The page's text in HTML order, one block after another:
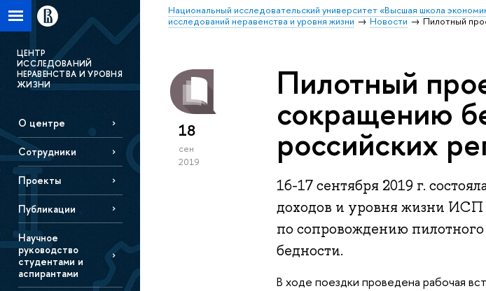
Национальный исследовательский университет «Высшая школа
исследований неравенства и уровня жизни
Новости Пилотный
ЦЕНТР
ИССЛЕДОВАНИЙ
НЕРАВЕНСТВА И УРОВНЯ
ЖИЗНИ
О центре
Сотрудники
Проекты
Публикации
Научное
руководство
студентами и
аспирантами
18
сен
2019
Пилотный
сокращению
российских
16-17 сентября 2019 г.
доходов и уровня жизни ИСП
по сопровождению
бедности.
В ходе поездки проведена рабочая